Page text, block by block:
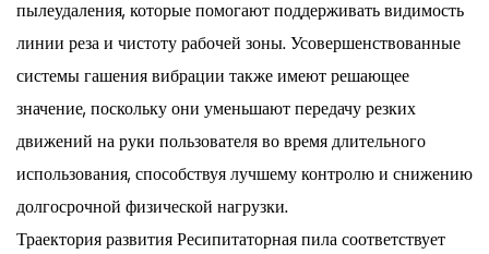
пылеудаления, которые помогают поддерживать видимость
линии реза и чистоту рабочей зоны. Усовершенствованные
системы гашения вибрации также имеют решающее
значение, поскольку они уменьшают передачу резких
движений на руки пользователя во время длительного
использования, способствуя лучшему контролю и снижению
долгосрочной физической нагрузки.
Траектория развития Ресипитаторная пила соответствует